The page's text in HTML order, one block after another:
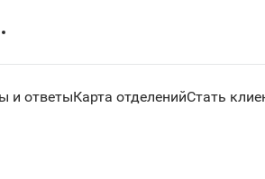
и ответыКарта отделенийСтать